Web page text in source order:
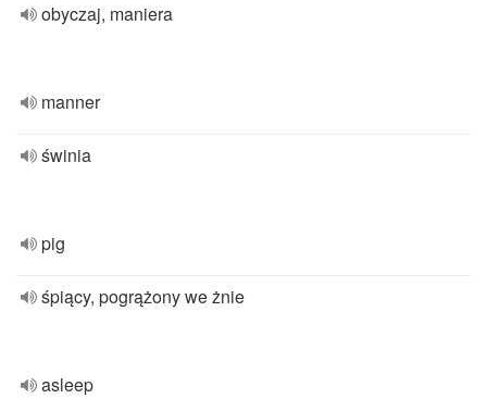
obyczaj, maniera
manner
świnia
pig
śpiący, pogrążony we żnie
asleep